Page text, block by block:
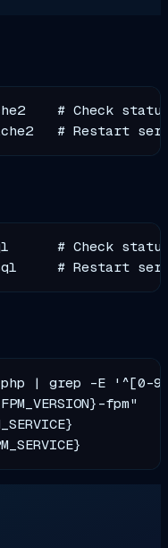
# Check
# Check
php | grep -E
fpm"